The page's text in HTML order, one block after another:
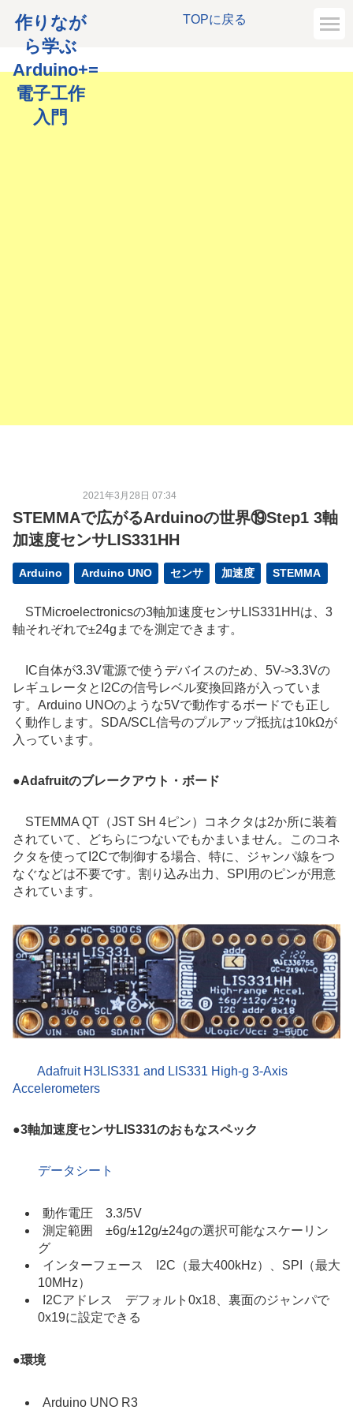
TOPに戻る
作りなが
ら学ぶ
Arduino+=
電子工作
入門
2021年3月28日 07:34
STEMMAで広がるArduinoの世界⑲Step1 3軸
加速度センサLIS331HH
Arduino Arduino UNO センサ 加速度 STEMMA
STMicroelectronicsの3軸加速度センサLIS331HHは、 3
軸それぞれで±24gまでを測定できます。
IC自体が3.3V電源で使うデバイスのため、5V->3.3Vの
レギュレータとI2Cの信号レベル変換回路が入っていま
す。Arduino UNOのような5Vで動作するボードでも正し
く動作します。SDA/SCL信号のプルアップ抵抗は10kΩが
入っています。
●Adafruitのブレークアウト・ボード
STEMMA QT（JST SH 4ピン）コネクタは2か所に装着
されていて、どちらにつないでもかまいません。このコネ
クタを使ってI2Cで制御する場合、特に、ジャンパ線をつ
なぐなどは不要です。割り込み出力、SPI用のピンが用意
されています。
Adafruit H3LIS331 and LIS331 High-g 3-Axis
Accelerometers
●3軸加速度センサLIS331のおもなスペック
データシート
動作電圧 3.3/5V
測定範囲 ±6g/±12g/±24gの選択可能なスケーリン
グ
インターフェース I2C（最大400kHz）、SPI（最大
10MHz）
I2Cアドレス デフォルト0x18、裏面のジャンパで
0x19に設定できる
●環境
Arduino UNO R3